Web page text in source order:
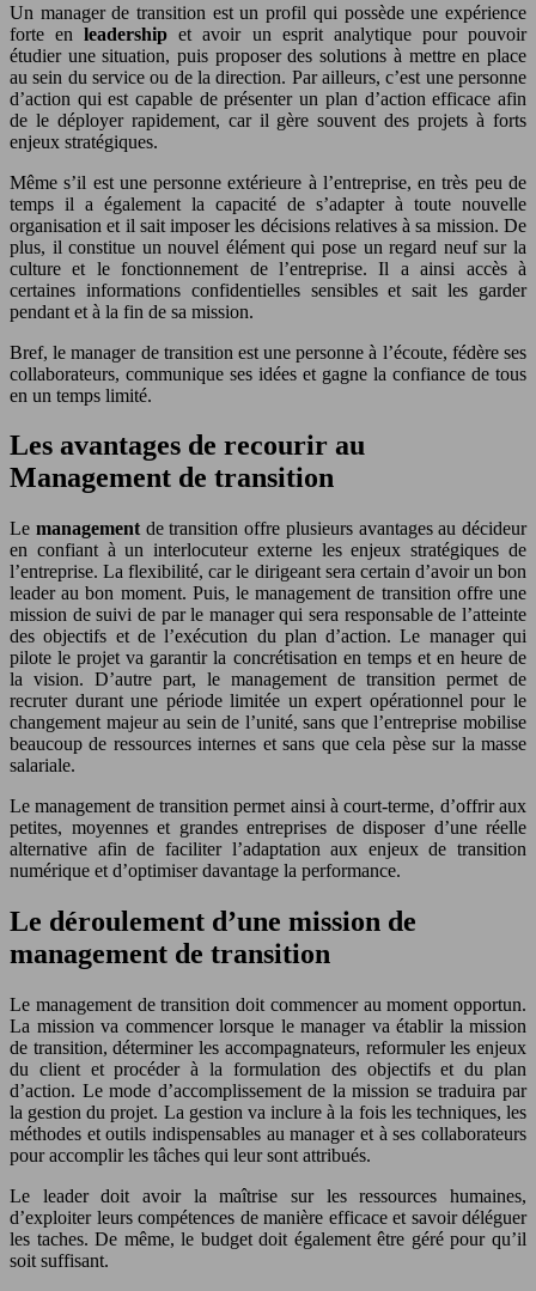
Un manager de transition est un profil qui possède une expérience
forte enleadership et avoir un esprit analytique pour pouvoir
étudier une situation, puis proposer des solutions à mettre en place
au sein du service ou de la direction. Par ailleurs, c’est une personne
d’action qui est capable de présenter un plan d’action efficace afin
de le déployer rapidement, car il gère souvent des projets à forts
enjeux stratégiques.
Même s’il est une personne extérieure à l’entreprise, en très peu de
temps il a également la capacité de s’adapter à toute nouvelle
organisation et il sait imposer les décisions relatives à sa mission. De
plus, il constitue un nouvel élément qui pose un regard neuf sur la
culture et le fonctionnement de l’entreprise. Il a ainsi accès à
certaines informations confidentielles sensibles et sait les garder
pendant et à la fin de sa mission.
Bref, le manager de transition est une personne à l’écoute, fédère ses
collaborateurs, communique ses idées et gagne la confiance de tous
en un temps limité.
Les avantages de recourir au
Management de transition
Le managementde transition offre plusieurs avantages au décideur
en confiant à un interlocuteur externe les enjeux stratégiques de
l’entreprise. La flexibilité, car le dirigeant sera certain d’avoir un bon
leader au bon moment. Puis, le management de transition offre une
mission de suivi de par le manager qui sera responsable de l’atteinte
des objectifs et de l’exécution du plan d’action. Le manager qui
pilote le projet va garantir la concrétisation en temps et en heure de
la vision. D’autre part, le management de transition permet de
recruter durant une période limitée un expert opérationnel pour le
changement majeur au sein de l’unité, sans que l’entreprise mobilise
beaucoup de ressources internes et sans que cela pèse sur la masse
salariale.
Le management de transition permet ainsi à court-terme, d’offrir aux
petites, moyennes et grandes entreprises de disposer d’une réelle
alternative afin de faciliter l’adaptation aux enjeux de transition
numérique et d’optimiser davantage la performance.
Le déroulement d’une mission de
management de transition
Le management de transition doit commencer au moment opportun.
La mission va commencer lorsque le manager va établir la mission
de transition, déterminer les accompagnateurs, reformuler les enjeux
du client et procéder à la formulation des objectifs et du plan
d’action. Le mode d’accomplissement de la mission se traduira par
la gestion du projet. La gestion va inclure à la fois les techniques, les
méthodes et outils indispensables au manager et à ses collaborateurs
pour accomplir les tâches qui leur sont attribués.
Le leader doit avoir la maîtrise sur les ressources humaines,
d’exploiter leurs compétences de manière efficace et savoir déléguer
les taches. De même, le budget doit également être géré pour qu’il
soit suffisant.